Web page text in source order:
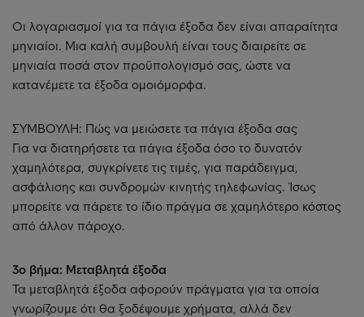
Οι λογαριασμοί για τα πάγια έξοδα δεν είναι απαραίτητα
μηνιαίοι. Μια καλή συμβουλή είναι τους διαιρείτε σε
μηνιαία ποσά στον προϋπολογισμό σας, ώστε να
κατανέμετε τα έξοδα ομοιόμορφα.
ΣΥΜΒΟΥΛΗ: Πώς να μειώσετε τα πάγια έξοδα σας
Για να διατηρήσετε τα πάγια έξοδα όσο το δυνατόν
χαμηλότερα, συγκρίνετε τις τιμές, για παράδειγμα,
ασφάλισης και συνδρομών κινητής τηλεφωνίας. Ίσως
μπορείτε να πάρετε το ίδιο πράγμα σε χαμηλότερο κόστος
από άλλον πάροχο.
3ο βήμα: Μεταβλητά έξοδα
Τα μεταβλητά έξοδα αφορούν πράγματα για τα οποία
γνωρίζουμε ότι θα ξοδέψουμε χρήματα, αλλά δεν